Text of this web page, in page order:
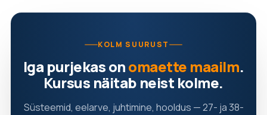
KOLM SUURUST
Iga purjekas onomaette maailm.
Kursus näitab neist kolme.
Süsteemid, eelarve, juhtimine, hooldus — 27- ja 38-